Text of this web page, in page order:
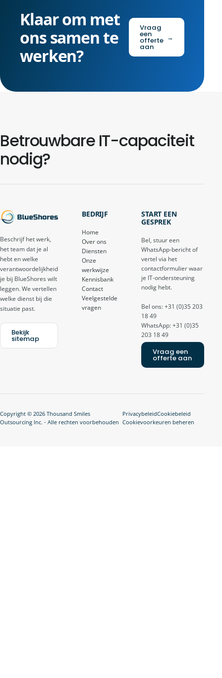
Klaar om met
ons samen te
werken?
Vraag
een
offerte
aan
→
Betrouwbare IT-capaciteit
nodig?
Beschrijf het werk,
het team dat je al
hebt en welke
verantwoordelijkheid
je bij BlueShores wilt
leggen. We vertellen
welke dienst bij die
situatie past.
Bekijk
sitemap
BEDRIJF
Home
Over ons
Diensten
Onze
werkwijze
Kennisbank
Contact
Veelgestelde
vragen
START EEN
GESPREK
Bel, stuur een
WhatsApp-bericht of
vertel via het
contactformulier waar
je IT-ondersteuning
nodig hebt.
Bel ons: +31 (0)35 203
18 49
WhatsApp: +31 (0)35
203 18 49
Vraag een
offerte aan
Copyright © 2026 Thousand Smiles
Outsourcing Inc. - Alle rechten voorbehouden
PrivacybeleidCookiebeleid
Cookievoorkeuren beheren